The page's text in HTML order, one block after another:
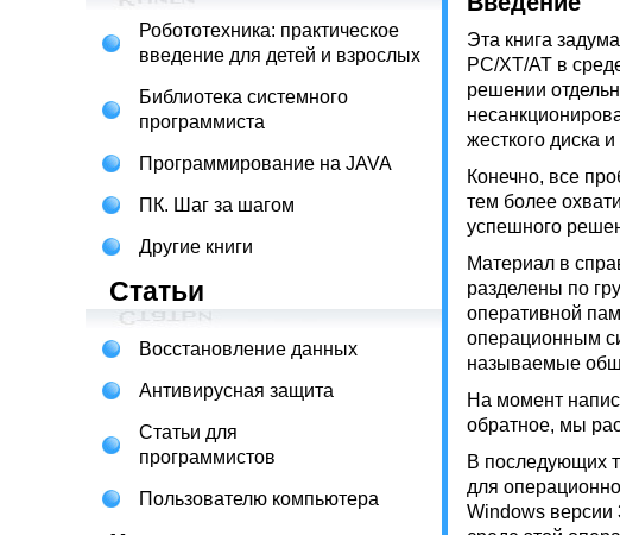
Робототехника: практическое
введение для детей и взрослых
Библиотека системного
программиста
Программирование на JAVA
ПК. Шаг за шагом
Другие книги
Статьи
Восстановление данных
Антивирусная защита
Статьи для
программистов
Пользователю компьютера
Эта книга
PC/XT/AT в
решении
жесткого диска
Конечно, все
тем более
успешного
Материал в
разделены по
оперативной
операционным
называемые
На момент
обратное, мы
В последующих
для
Windows версии